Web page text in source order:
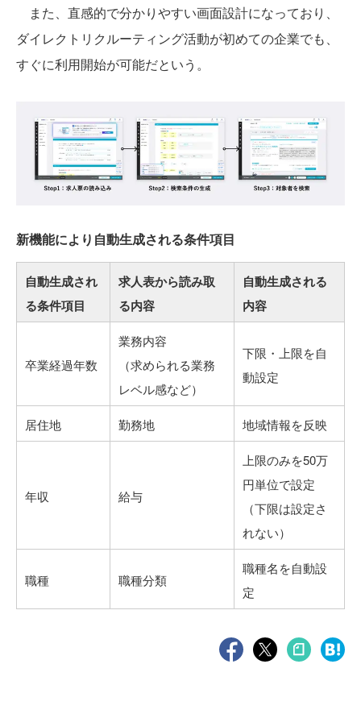
また、直感的で分かりやすい画面設計になっており、
ダイレクトリクルーティング活動が初めての企業でも、
すぐに利用開始が可能だという。
新機能により自動生成される条件項目
自動生成され
る条件項目
求人表から読み取
る内容
自動生成される
内容
卒業経過年数
業務内容
（求められる業務
レベル感など）
下限・上限を自
動設定
居住地 勤務地 地域情報を反映
年収 給与
上限のみを50万
円単位で設定
（下限は設定さ
れない）
職種 職種分類
職種名を自動設
定